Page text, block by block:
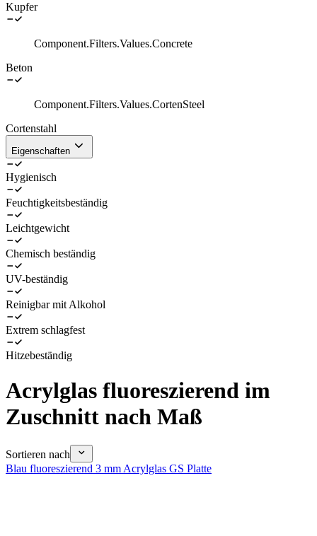
Kupfer
Component.Filters.Values.Concrete
Beton
Component.Filters.Values.CortenSteel
Cortenstahl
Eigenschaften
Hygienisch
Feuchtigkeitsbeständig
Leichtgewicht
Chemisch beständig
UV-beständig
Reinigbar mit Alkohol
Extrem schlagfest
Hitzebeständig
Acrylglas fluoreszierend im
Zuschnitt nach Maß
Sortieren nach
Blau fluoreszierend 3 mm Acrylglas GS Platte